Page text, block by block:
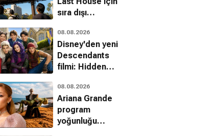
sıra dışı
08.08.2026
Disney'den yeni
Descendants
filmi: Hidden
08.08.2026
Ariana Grande
program
yoğunluğu